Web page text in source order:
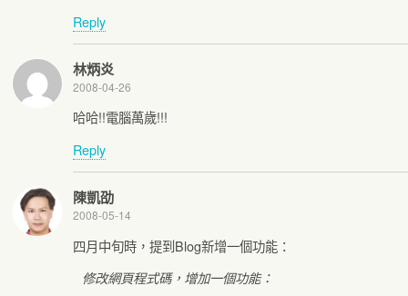
Reply
林炳炎
2008-04-26
哈哈!!電腦萬歲!!!
Reply
陳凱劭
2008-05-14
四月中旬時，提到Blog新增一個功能：
修改網頁程式碼，增加一個功能：